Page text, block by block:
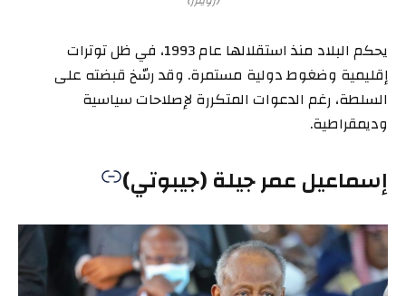
يحكم البلاد منذ استقلالها عام 1993، في ظل توترات
إقليمية وضغوط دولية مستمرة. وقد رسّخ قبضته على
السلطة، رغم الدعوات المتكررة لإصلاحات سياسية
وديمقراطية.
إسماعيل عمر جيلة (جيبوتي)